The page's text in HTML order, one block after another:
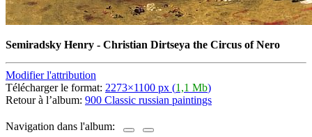
Semiradsky Henry - Christian Dirtseya the Circus of Nero
Modifier l'attribution
Télécharger le format: 2273×1100 px (1,1 Mb)
Retour à l’album: 900 Classic russian paintings
Navigation dans l'album: